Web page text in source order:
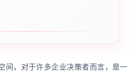
间，对于许多企业决策者而言，是一